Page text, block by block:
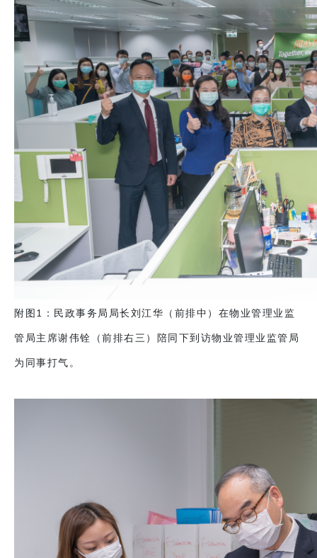
附图1：民政事务局局长刘江华（前排中）在物业管理业监
管局主席谢伟铨（前排右三）陪同下到访物业管理业监管局
为同事打气。